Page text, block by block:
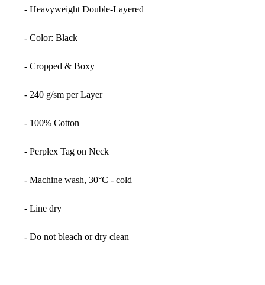
- Heavyweight Double-Layered
- Color: Black
- Cropped & Boxy
- 240 g/sm per Layer
- 100% Cotton
- Perplex Tag on Neck
- Machine wash, 30°C - cold
- Line dry
- Do not bleach or dry clean